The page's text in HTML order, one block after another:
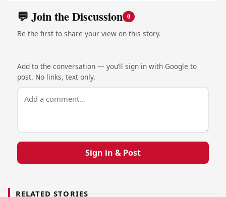
💬 Join the Discussion 0
Be the first to share your view on this story.
Add to the conversation — you’ll sign in with Google to
post. No links, text only.
Sign in & Post
RELATED STORIES